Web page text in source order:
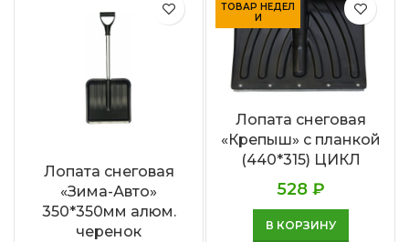
Лопата снеговая
«Зима-Авто»
350*350мм алюм.
черенок
ТОВАР НЕДЕЛ
И
Лопата снеговая
«Крепыш» с планкой
(440*315) ЦИКЛ
528 ₽
В КОРЗИНУ